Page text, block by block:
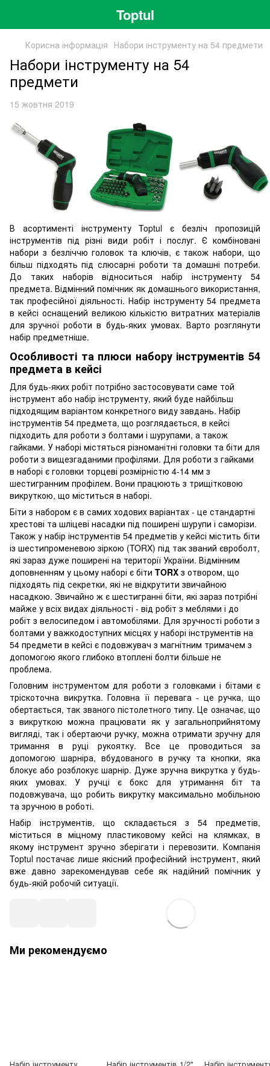
Toptul
Корисна інформація Набори інструменту на 54 предмети
Набори інструменту на 54
предмети
15 жовтня 2019
В асортименті інструменту Toptul є безліч пропозицій
інструментів під різні види робіт і послуг. Є комбіновані
набори з безліччю головок та ключів, є також набори, що
більш підходять під слюсарні роботи та домашні потреби.
До таких наборів відноситься набір інструменту 54
предмета. Відмінний помічник як домашнього використання,
так професійної діяльності. Набір інструменту 54 предмета
в кейсі оснащений великою кількістю витратних матеріалів
для зручної роботи в будь-яких умовах. Варто розглянути
набір предметніше.
Особливості та плюси набору інструментів 54
предмета в кейсі
Для будь-яких робіт потрібно застосовувати саме той
інструмент або набір інструменту, який буде найбільш
підходящим варіантом конкретного виду завдань. Набір
інструментів 54 предмета, що розглядається, в кейсі
підходить для роботи з болтами і шурупами, а також
гайками. У наборі містяться різноманітні головки та біти для
роботи з вищезгаданими профілями. Для роботи з гайками
в наборі є головки торцеві розмірністю 4-14 мм з
шестигранним профілем. Вони працюють з трищітковою
викруткою, що міститься в наборі.
Біти з набором є в самих ходових варіантах - це стандартні
хрестові та шліцеві насадки під поширені шурупи і саморізи.
Також у набір інструментів 54 предметів у кейсі містить біти
із шестипроменевою зіркою (TORX) під так званий євроболт,
які зараз дуже поширені на території України. Відмінним
доповненням у цьому наборі є біти TORX з отвором, що
підходять під секретки, які не відкрутити звичайною
насадкою. Звичайно ж є шестигранні біти, які зараз потрібні
майже у всіх видах діяльності - від робіт з меблями і до
робіт з велосипедом і автомобілями. Для зручності роботи з
болтами у важкодоступних місцях у наборі інструментів на
54 предмети в кейсі є подовжувач з магнітним тримачем з
допомогою якого глибоко втоплені болти більше не
проблема.
Головним інструментом для роботи з головками і бітами є
тріскоточна викрутка. Головна її перевага - це ручка, що
обертається, так званого пістолетного типу. Це означає, що
з викруткою можна працювати як у загальноприйнятому
вигляді, так і обертаючи ручку, можна отримати зручну для
тримання в руці рукоятку. Все це проводиться за
допомогою шарніра, вбудованого в ручку та кнопки, яка
блокує або розблокує шарнір. Дуже зручна викрутка у будь-
яких умовах. У ручці є бокс для утримання біт та
подовжувача, що робить викрутку максимально мобільною
та зручною в роботі.
Набір інструментів, що складається з 54 предметів,
міститься в міцному пластиковому кейсі на клямках, в
якому інструмент зручно зберігати і перевозити. Компанія
Toptul постачає лише якісний професійний інструмент, який
вже давно зарекомендував себе як надійний помічник у
будь-якій робочій ситуації.
Ми рекомендуємо